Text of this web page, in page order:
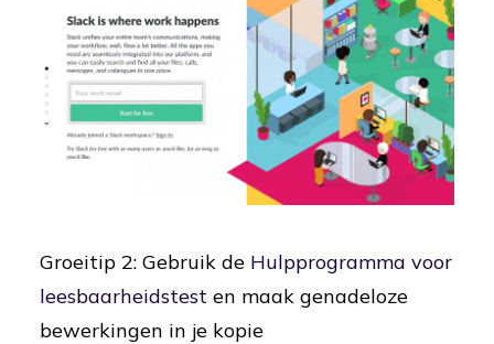
Groeitip 2: Gebruik de Hulpprogramma voor
leesbaarheidstest en maak genadeloze
bewerkingen in je kopie